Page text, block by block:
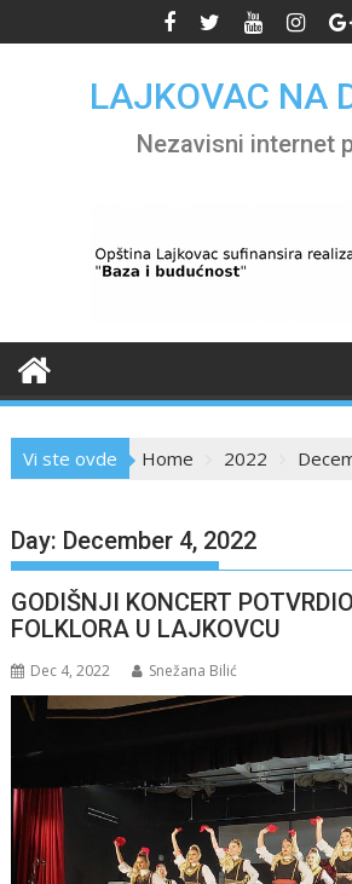
to
LAJKOVAC NA
Nezavisni internet
Vi ste ovde Home 2022
Day: December 4, 2022
GODIŠNJI KONCERT
FOLKLORA U LAJKOVCU
Dec 4, 2022 Snežana Bilić